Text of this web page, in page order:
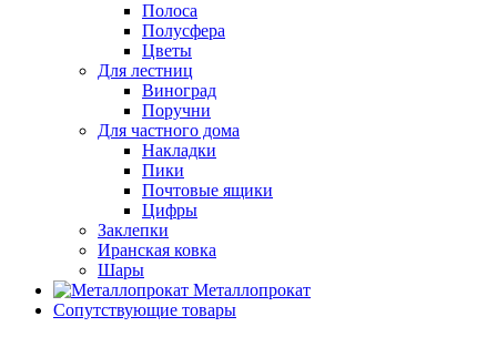
Полоса
Полусфера
Цветы
Для лестниц
Виноград
Поручни
Для частного дома
Накладки
Пики
Почтовые ящики
Цифры
Заклепки
Иранская ковка
Шары
Металлопрокат
Сопутствующие товары